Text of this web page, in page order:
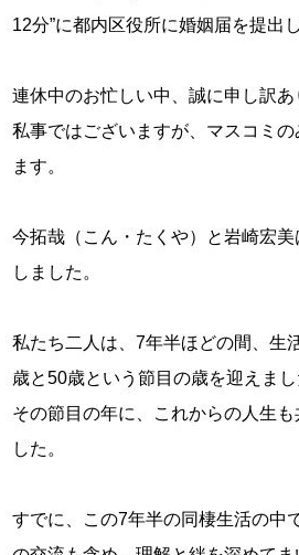
12分”に都内区役所に婚姻届を提出
連休中のお忙しい中、誠に申し訳あ
私事ではございますが、マスコミ
ます。
今拓哉（こん・たくや）と岩崎宏
しました。
私たち二人は、7年半ほどの間、生
歳と50歳という節目の歳を迎えま
その節目の年に、これからの人生
した。
すでに、この7年半の同棲生活の中